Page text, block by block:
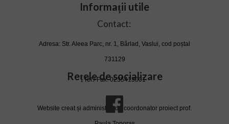
Rețele de socializare
Informații utile
Contact:
Adresa: Str. Aleea Parc, nr. 1, Bârlad, Vaslui, cod poștal
731129
Tel./ Fax. 0235413001
Website creat și administrat de coordonator proiect prof.